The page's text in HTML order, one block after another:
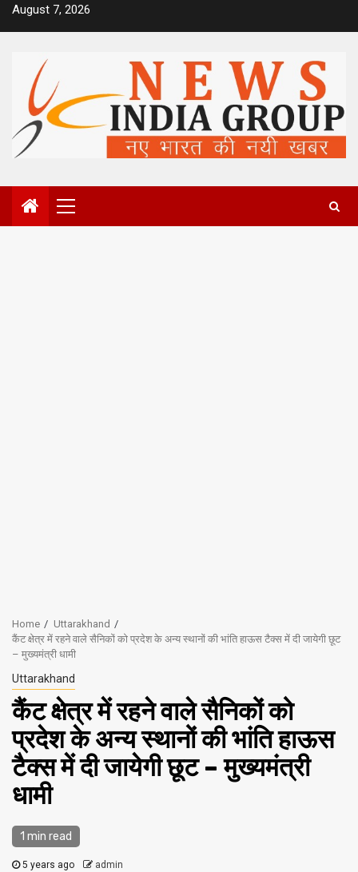
SkipAugust 7, 2026
Primary
Menu
Home
Uttarakhand
कैंट क्षेत्र में रहने वाले सैनिकों को प्रदेश के अन्य स्थानों की भांति हाऊस टैक्स में दी जायेगी छूट
– मुख्यमंत्री धामी
Uttarakhand
कैंट क्षेत्र में रहने वाले सैनिकों को
प्रदेश के अन्य स्थानों की भांति हाऊस
टैक्स में दी जायेगी छूट – मुख्यमंत्री
धामी
1 min read
5 years ago admin